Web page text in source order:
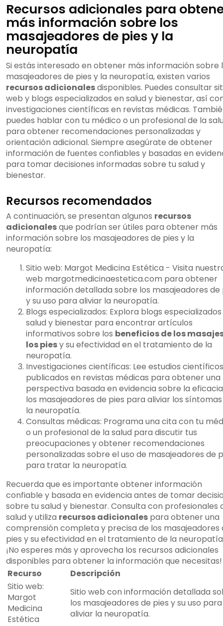
Recursos adicionales para
más información sobre los
masajeadores de pies y la
neuropatía
Si estás interesado en obtener más información sobre
masajeadores de pies y la neuropatía, existen varios
recursos adicionalesdisponibles. Puedes consultar
web y blogs especializados en salud y bienestar, así
investigaciones científicas en revistas médicas.
puedes hablar con tu médico o un profesional de la
para obtener recomendaciones personalizadas y
orientación adicional. Siempre asegúrate de obtener
información de fuentes confiables y basadas en
para tomar decisiones informadas sobre tu salud y
bienestar.
Recursos recomendados
A continuación, se presentan algunos recursos
adicionalesque podrían ser útiles para obtener más
información sobre los masajeadores de pies y la
neuropatía:
Sitio web: Margot Medicina Estética - Visita
web margotmedicinaestetica.com para obtener
información detallada sobre los masajeadores de
y su uso para aliviar la neuropatía.
Blogs especializados: Explora blogs
salud y bienestar para encontrar artículos
informativos sobre los beneficios de los
los piesy su efectividad en el tratamiento de la
neuropatía.
Investigaciones científicas: Lee estudios científicos
publicados en revistas médicas para obtener una
perspectiva basada en evidencia sobre la
los masajeadores de pies para aliviar los
la neuropatía.
Consultas médicas: Programa una cita con tu
o un profesional de la salud para discutir tus
preocupaciones y obtener recomendaciones
personalizadas sobre el uso de masajeadores de
para tratar la neuropatía.
Recuerda que es importante obtener información
confiable y basada en evidencia antes de tomar
sobre tu salud y bienestar. Consulta con profesionales
salud y utiliza recursos adicionales para obtener una
comprensión completa y precisa de los masajeadores
pies y su efectividad en el tratamiento de la
¡No esperes más y aprovecha los recursos adicionales
disponibles para obtener la información que necesitas!
Recurso
Descripción
Sitio web:
Margot
Medicina
Estética
Sitio web con información detallada
los masajeadores de pies y su uso para
aliviar la neuropatía.